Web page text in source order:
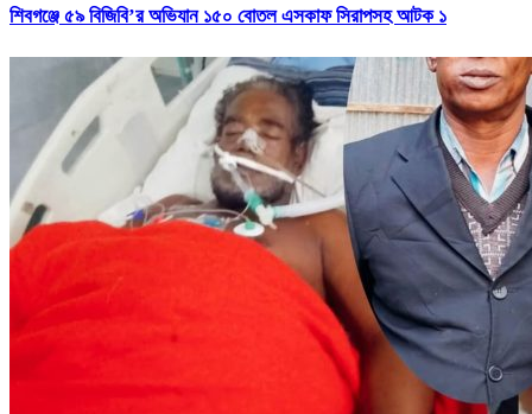
শিবগঞ্জে ৫৯ বিজিবি’র অভিযান ১৫০ বোতল এসকাফ সিরাপসহ আটক ১